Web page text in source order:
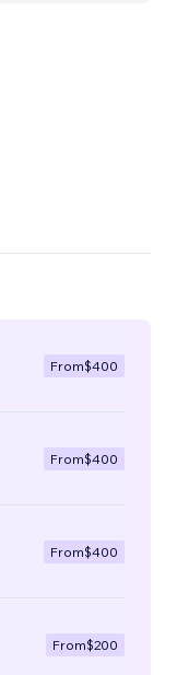
From$400
From$400
From$400
From$200